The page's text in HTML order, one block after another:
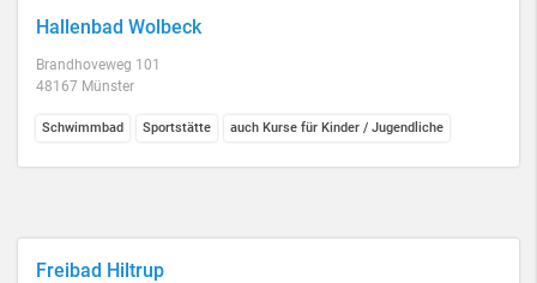
Hallenbad Wolbeck
Brandhoveweg 101
48167 Münster
Schwimmbad Sportstätte auch Kurse für Kinder / Jugendliche
Freibad Hiltrup